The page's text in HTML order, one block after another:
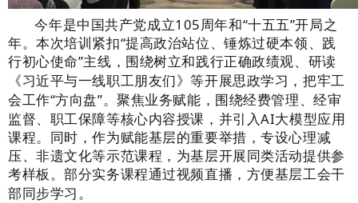
今年是中国共产党成立105周年和“十五五”开局之
年。本次培训紧扣“提高政治站位、锤炼过硬本领、践
行初心使命”主线 ， 围绕树立和践行正确政绩观、研读
《习近平与一线职工朋友们》等开展思政学习，把牢工
会工作“方向盘”。聚焦业务赋能，围绕经费管理、经审
监督、职工保障等核心内容授课，并引入AI大模型应用
课程。同时，作为赋能基层的重要举措，专设心理减
压、非遗文化等示范课程，为基层开展同类活动提供参
考样板。部分实务课程通过视频直播，方便基层工会干
部同步学习。